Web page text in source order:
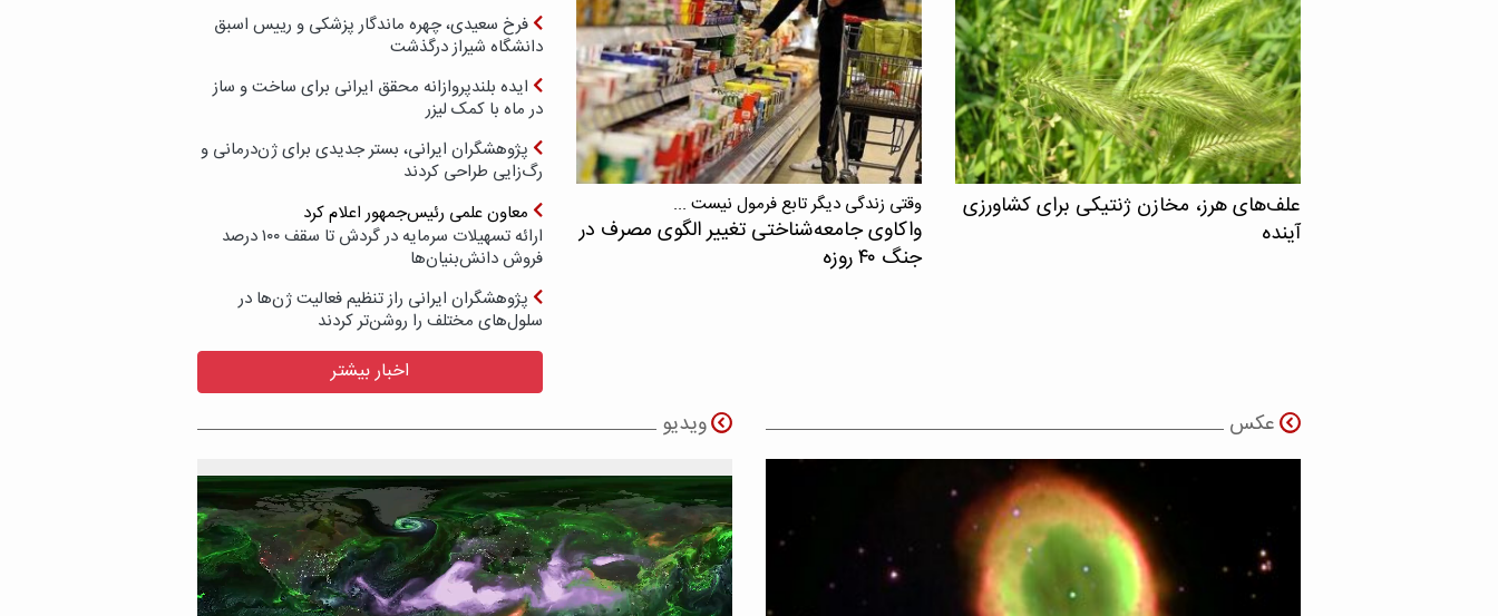
علف‌های هرز، مخازن ژنتیکی برای کشاورزی
آینده
وقتی زندگی دیگر تابع فرمول نیست ...
واکاوی جامعه‌شناختی تغییر الگوی مصرف در
جنگ ۴۰ روزه
فرخ سعیدی، چهره ماندگار پزشکی و رییس اسبق
دانشگاه شیراز درگذشت
ایده بلندپروازانه محقق ایرانی برای ساخت و ساز
در ماه با کمک لیزر
پژوهشگران ایرانی، بستر جدیدی برای ژن‌درمانی و
رگ‌زایی طراحی کردند
معاون علمی رئیس‌جمهور اعلام کرد
ارائه تسهیلات سرمایه در گردش تا سقف ۱۰۰ درصد
فروش دانش‌بنیان‌ها
پژوهشگران ایرانی راز تنظیم فعالیت ژن‌ها در
سلول‌های مختلف را روشن‌تر کردند
اخبار بیشتر
عکس ویدیو